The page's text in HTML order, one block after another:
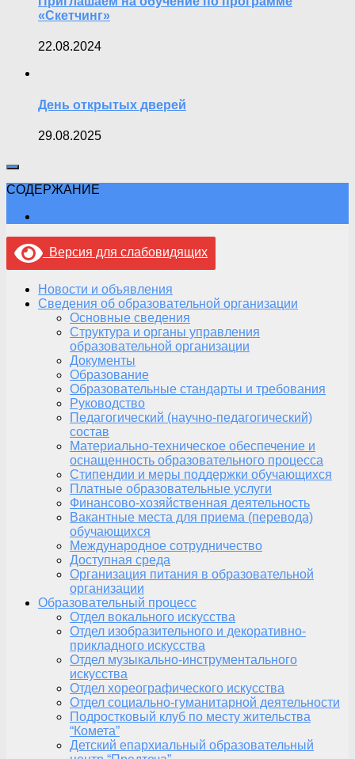
«Скетчинг»
22.08.2024
День открытых дверей
29.08.2025
СОДЕРЖАНИЕ
Версия для слабовидящих
Новости и объявления
Сведения об образовательной организации
Основные сведения
Структура и органы управления
образовательной организации
Документы
Образование
Образовательные стандарты и требования
Руководство
Педагогический (научно-педагогический)
состав
Материально-техническое обеспечение и
оснащенность образовательного процесса
Стипендии и меры поддержки обучающихся
Платные образовательные услуги
Финансово-хозяйственная деятельность
Вакантные места для приема (перевода)
обучающихся
Международное сотрудничество
Доступная среда
Организация питания в образовательной
организации
Образовательный процесс
Отдел вокального искусства
Отдел изобразительного и декоративно-
прикладного искусства
Отдел музыкально-инструментального
искусства
Отдел хореографического искусства
Отдел социально-гуманитарной деятельности
Подростковый клуб по месту жительства
“Комета”
Детский епархиальный образовательный